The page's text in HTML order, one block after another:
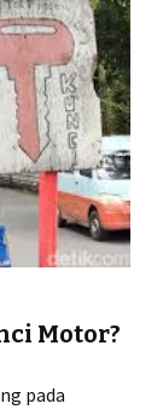
Motor?
pada